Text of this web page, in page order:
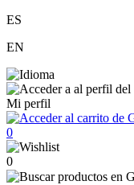
ES
EN
Mi perfil
0
0